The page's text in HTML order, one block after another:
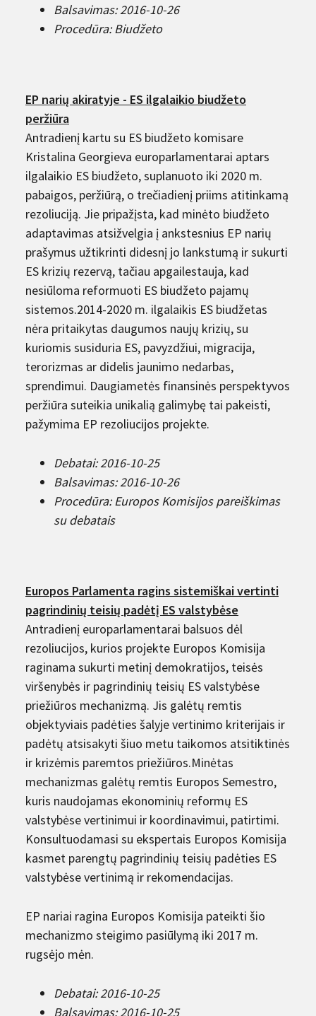
Balsavimas: 2016-10-26
Procedūra: Biudžeto
EP narių akiratyje - ES ilgalaikio biudžeto
peržiūra
Antradienį kartu su ES biudžeto komisare
Kristalina Georgieva europarlamentarai aptars
ilgalaikio ES biudžeto, suplanuoto iki 2020 m.
pabaigos, peržiūrą, o trečiadienį priims atitinkamą
rezoliuciją. Jie pripažįsta, kad minėto biudžeto
adaptavimas atsižvelgia į ankstesnius EP narių
prašymus užtikrinti didesnį jo lankstumą ir sukurti
ES krizių rezervą, tačiau apgailestauja, kad
nesiūloma reformuoti ES biudžeto pajamų
sistemos.2014-2020 m. ilgalaikis ES biudžetas
nėra pritaikytas daugumos naujų krizių, su
kuriomis susiduria ES, pavyzdžiui, migracija,
terorizmas ar didelis jaunimo nedarbas,
sprendimui. Daugiametės finansinės perspektyvos
peržiūra suteikia unikalią galimybę tai pakeisti,
pažymima EP rezoliucijos projekte.
Debatai: 2016-10-25
Balsavimas: 2016-10-26
Procedūra: Europos Komisijos pareiškimas
su debatais
Europos Parlamenta ragins sistemiškai vertinti
pagrindinių teisių padėtį ES valstybėse
Antradienį europarlamentarai balsuos dėl
rezoliucijos, kurios projekte Europos Komisija
raginama sukurti metinį demokratijos, teisės
viršenybės ir pagrindinių teisių ES valstybėse
priežiūros mechanizmą. Jis galėtų remtis
objektyviais padėties šalyje vertinimo kriterijais ir
padėtų atsisakyti šiuo metu taikomos atsitiktinės
ir krizėmis paremtos priežiūros.Minėtas
mechanizmas galėtų remtis Europos Semestro,
kuris naudojamas ekonominių reformų ES
valstybėse vertinimui ir koordinavimui, patirtimi.
Konsultuodamasi su ekspertais Europos Komisija
kasmet parengtų pagrindinių teisių padėties ES
valstybėse vertinimą ir rekomendacijas.
EP nariai ragina Europos Komisija pateikti šio
mechanizmo steigimo pasiūlymą iki 2017 m.
rugsėjo mėn.
Debatai: 2016-10-25
Balsavimas: 2016-10-25